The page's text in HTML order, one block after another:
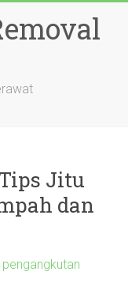
Jitu
dan
pengangkutan